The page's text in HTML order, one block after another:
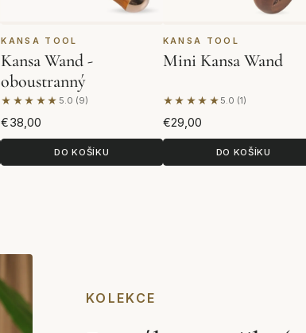
KANSA TOOL
Kansa Wand -
oboustranný
★★★★★ 5.0 (9)
Na základě 9 hodnocení
€38,00
DO KOŠÍKU
KANSA TOOL
Mini Kansa Wand
★★★★★ 5.0 (1)
Na základě 1 hodnocení
€29,00
DO KOŠÍKU
KOLEKCE